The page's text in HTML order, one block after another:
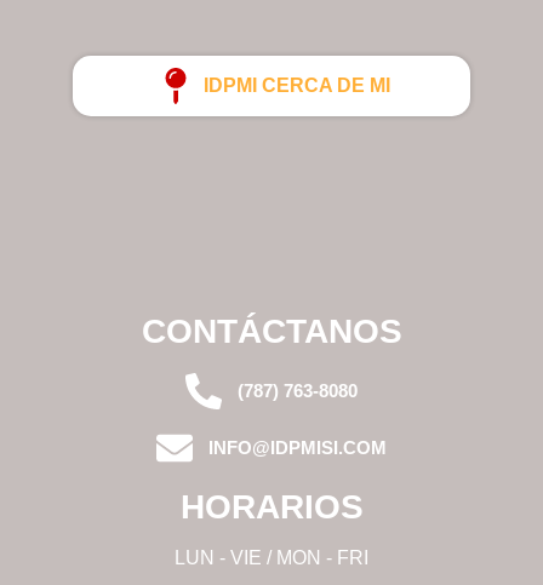
IDPMI CERCA DE MI
CONTÁCTANOS
(787) 763-8080
INFO@IDPMISI.COM
HORARIOS
LUN - VIE / MON - FRI